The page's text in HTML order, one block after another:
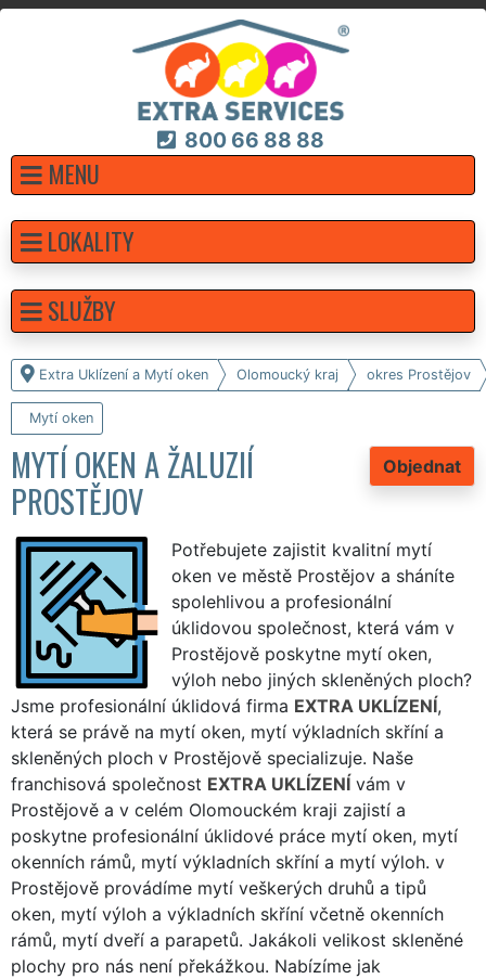
800 66 88 88
MENU
Extra Uklízení a Mytí oken Olomoucký kraj okres Prostějov
Mytí oken
Objednat
MYTÍ OKEN A ŽALUZIÍ
PROSTĚJOV
Potřebujete zajistit kvalitní mytí
oken ve městě Prostějov a sháníte
spolehlivou a profesionální
úklidovou společnost, která vám v
Prostějově poskytne mytí oken,
výloh nebo jiných skleněných ploch?
Jsme profesionální úklidová firma EXTRA UKLÍZENÍ,
která se právě na mytí oken, mytí výkladních skříní a
skleněných ploch v Prostějově specializuje. Naše
franchisová společnost EXTRA UKLÍZENÍ vám v
Prostějově a v celém Olomouckém kraji zajistí a
poskytne profesionální úklidové práce mytí oken, mytí
okenních rámů, mytí výkladních skříní a mytí výloh. v
Prostějově provádíme mytí veškerých druhů a tipů
oken, mytí výloh a výkladních skříní včetně okenních
rámů, mytí dveří a parapetů. Jakákoli velikost skleněné
plochy pro nás není překážkou. Nabízíme jak
LOKALITY
SLUŽBY